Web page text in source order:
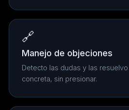
🔗
Manejo de objeciones
Detecto las dudas y las
concreta, sin presionar.